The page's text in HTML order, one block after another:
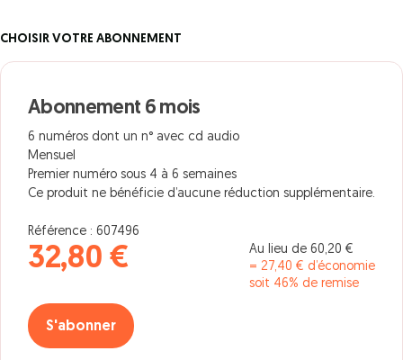
CHOISIR VOTRE ABONNEMENT
Abonnement 6 mois
6 numéros dont un n° avec cd audio
Mensuel
Premier numéro sous 4 à 6 semaines
Ce produit ne bénéficie d’aucune réduction supplémentaire.
Référence : 607496
32,80 €
Au lieu de 60,20 €
= 27,40 € d’économie
soit 46% de remise
S'abonner